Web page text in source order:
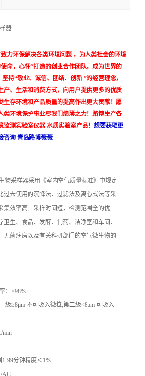
器
力环保解决各类环境问题 ，为人类社会的环境
命，心怀“打造的创业合作团队，成为世界的
坚持“敬业、诚信、团结、创新 ”的经营理念，
产、生活和消费方式，向用户提供更多的优质
生存环境和产品质量的提高作出更大贡献！愿
类环境保护事业尽我们绵薄之力！路博生产各
监测实验室仪器 水质实验室产品！ 想要获取更
咨询 青岛路博薇薇
物采样器采用《室内空气质量标准》中规定
过去使用的沉降法、过滤法及离心式法等采
集效率高，采样时间短，检测范围全的优
卫生、食品、发酵、制药、洁净室和车间、
无菌病房以及有关科研部门的空气微生物的
：≥98%
级≥8μm 不可吸入微粒,第二级<8μm 可吸入
min
99分钟精度＜1%
AC